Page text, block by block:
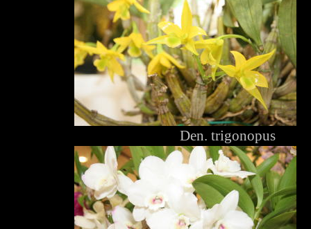
Den. trigonopus